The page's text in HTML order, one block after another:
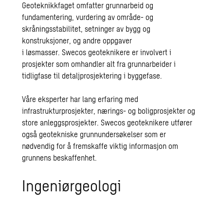
Geoteknikkfaget omfatter grunnarbeid og
fundamentering, vurdering av område- og
skråningsstabilitet, setninger av bygg og
konstruksjoner, og andre oppgaver
i løsmasser.Swecos geoteknikere er involvert i
prosjekter som omhandler alt fra grunnarbeider i
tidligfase til detaljprosjektering i byggefase.
Våre eksperter har lang erfaring med
infrastrukturprosjekter, nærings- og boligprosjekter og
store anleggsprosjekter.Swecos geoteknikere utfører
også geotekniske grunnundersøkelser som er
nødvendig for åfremskaffe viktig informasjon om
grunnens beskaffenhet.
Ingeniørgeologi